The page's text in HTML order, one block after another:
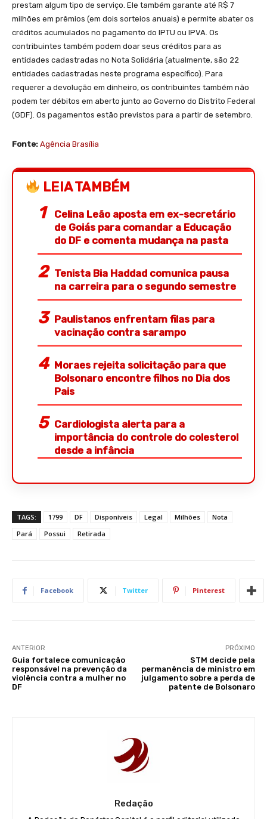
prestam algum tipo de serviço. Ele também garante até R$ 7
milhões em prêmios (em dois sorteios anuais) e permite abater os
créditos acumulados no pagamento do IPTU ou IPVA. Os
contribuintes também podem doar seus créditos para as
entidades cadastradas no Nota Solidária (atualmente, são 22
entidades cadastradas neste programa específico). Para
requerer a devolução em dinheiro, os contribuintes também não
podem ter débitos em aberto junto ao Governo do Distrito Federal
(GDF). Os pagamentos estão previstos para a partir de setembro.
Fonte: Agência Brasília
LEIA TAMBÉM
Celina Leão aposta em ex-secretário
de Goiás para comandar a Educação
do DF e comenta mudança na pasta
Tenista Bia Haddad comunica pausa
na carreira para o segundo semestre
Paulistanos enfrentam filas para
vacinação contra sarampo
Moraes rejeita solicitação para que
Bolsonaro encontre filhos no Dia dos
Pais
Cardiologista alerta para a
importância do controle do colesterol
desde a infância
TAGS: 1799 DF Disponíveis Legal Milhões
Nota
Pará
Possui Retirada
Facebook Twitter Pinterest
ANTERIOR
Guia fortalece comunicação
responsável na prevenção da
violência contra a mulher no
DF
PRÓXIMO
STM decide pela
permanência de ministro em
julgamento sobre a perda de
patente de Bolsonaro
Redação